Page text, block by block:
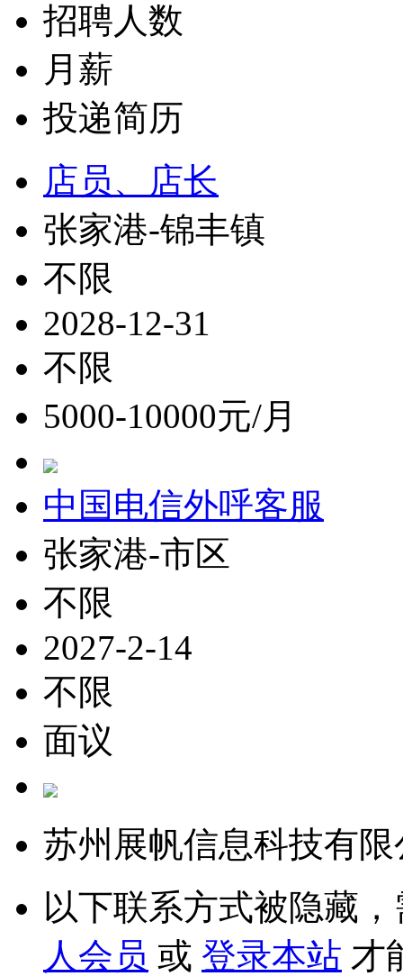
招聘人数
月薪
投递简历
店员、店长
张家港-锦丰镇
不限
2028-12-31
不限
5000-10000元/月
中国电信外呼客服
张家港-市区
不限
2027-2-14
不限
面议
苏州展帆信息科技有
以下联系方式被隐藏
人会员 或 登录本站 才